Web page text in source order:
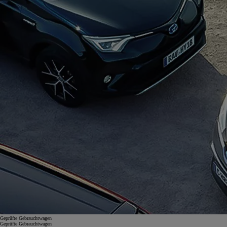
Geprüfte Gebrauchtwagen
Geprüfte Gebrauchtwagen